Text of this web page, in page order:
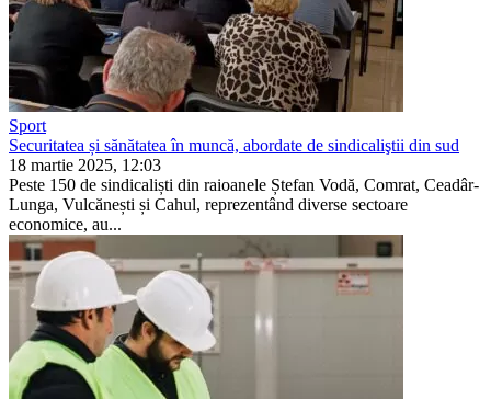
Sport
Securitatea și sănătatea în muncă, abordate de sindicaliştii din sud
18 martie 2025, 12:03
Peste 150 de sindicaliști din raioanele Ștefan Vodă, Comrat, Ceadâr-
Lunga, Vulcănești și Cahul, reprezentând di­verse sectoare
economice, au...